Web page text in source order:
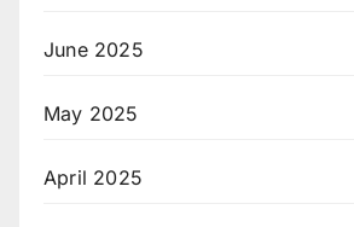
June 2025
May 2025
April 2025